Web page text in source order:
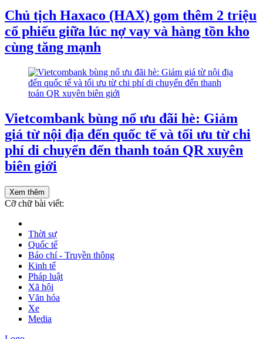
Chủ tịch Haxaco (HAX) gom thêm 2 triệu
cổ phiếu giữa lúc nợ vay và hàng tồn kho
cùng tăng mạnh
Vietcombank bùng nổ ưu đãi hè: Giảm
giá từ nội địa đến quốc tế và tối ưu từ chi
phí di chuyển đến thanh toán QR xuyên
biên giới
Xem thêm
Cỡ chữ bài viết:
Thời sự
Quốc tế
Báo chí - Truyền thông
Kinh tế
Pháp luật
Xã hội
Văn hóa
Xe
Media